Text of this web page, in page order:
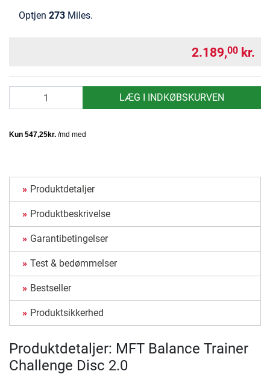
Optjen 273 Miles.
2.189,00 kr.
LÆG I INDKØBSKURVEN
Produktdetaljer
Produktbeskrivelse
Garantibetingelser
Test & bedømmelser
Bestseller
Produktsikkerhed
Produktdetaljer: MFT Balance Trainer
Challenge Disc 2.0